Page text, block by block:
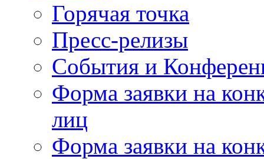
Горячая точка
Пресс-релизы
События и
Форма заявки на
лиц
Форма заявки на